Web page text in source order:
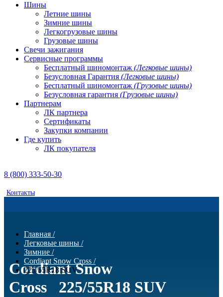
Шины
Летние шины
Зимние шины
Легкогрузовые шины
Грузовые шины
Свечи зажигания
Сервисные программы
Бесплатный шиномонтаж (Легковые шины)
Безусловная Гарантия (Легковые шины)
Бесплатный шиномонтаж (Грузовые шины)
Безусловная гарантия (Грузовые шины)
Партнерам
ЛК партнера
Сертификаты
Закупки компании
Где купить
ЛК покупателя
8 (800) 333-50-30
Контакты
Главная /
Легковые шины /
Зимние /
Cordiant Snow Cross /
225/55R18 SUV
Cordiant Snow
Cross 225/55R18 SUV